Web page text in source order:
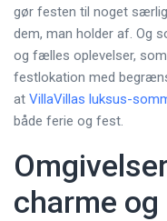
gør festen til noget
dem, man holder af. Og
og fælles oplevelser,
festlokation med
at VillaVillas luksus-
både ferie og fest.
charme